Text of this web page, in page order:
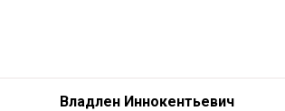
Владлен Иннокентьевич